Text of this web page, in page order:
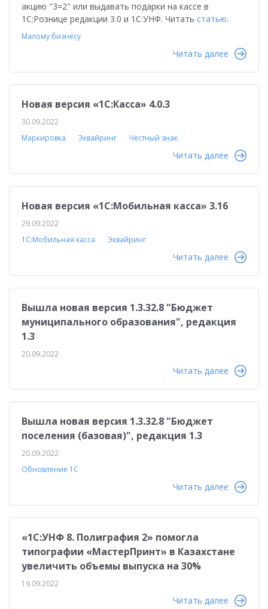
акцию "3=2" или выдавать подарки на кассе в
1С:Рознице редакции 3.0 и 1С:УНФ. Читать статью.
Малому бизнесу
Читать далее
Новая версия «1С:Касса» 4.0.3
30.09.2022
Маркировка
Эквайринг Честный знак
Читать далее
Новая версия «1С:Мобильная касса» 3.16
29.09.2022
1С:Мобильная касса
Эквайринг
Читать далее
Вышла новая версия 1.3.32.8 "Бюджет
муниципального образования", редакция
1.3
20.09.2022
Читать далее
Вышла новая версия 1.3.32.8 "Бюджет
поселения (базовая)", редакция 1.3
20.09.2022
Обновление 1С
Читать далее
«1С:УНФ 8. Полиграфия 2» помогла
типографии «МастерПринт» в Казахстане
увеличить объемы выпуска на 30%
19.09.2022
Читать далее